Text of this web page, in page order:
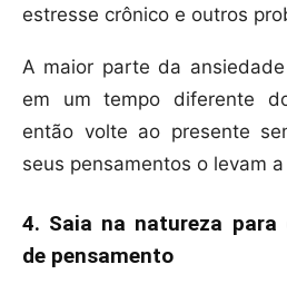
estresse crônico e outros
A maior parte da
em um tempo diferente
então volte ao presente
seus pensamentos o levam
4. Saia na natureza para
de pensamento